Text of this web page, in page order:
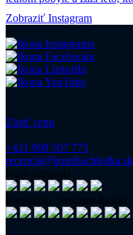
Zobraziť Instagram
Zistiť cenu
+421 908 507 773
recepcia@hotelbachledka.sk
Naše ocenenia
Prevádzky Strachan Resort